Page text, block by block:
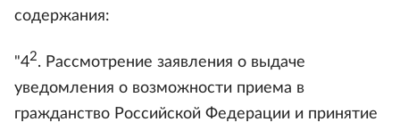
содержания:
"42. Рассмотрение заявления о выдаче
уведомления о возможности приема в
гражданство Российской Федерации и принятие